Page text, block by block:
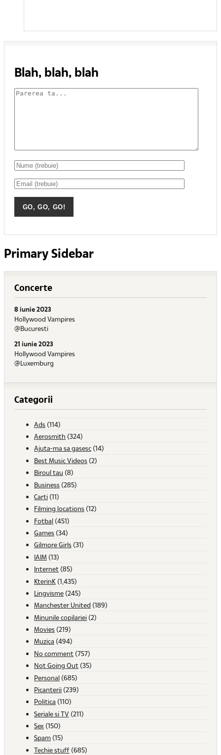
Blah, blah, blah
Primary Sidebar
Concerte
8 iunie 2023
Hollywood Vampires
@Bucuresti
21 iunie 2023
Hollywood Vampires
@Luxemburg
Categorii
Ads (114)
Aerosmith (324)
Ajuta-ma sa gasesc (14)
Best Music Videos (2)
Biroul tau (8)
Business (285)
Carti (11)
Filming locations (12)
Fotbal (451)
Games (34)
Gilmore Girls (31)
IAIM (13)
Internet (85)
KterinK (1,435)
Lingvisme (245)
Manchester United (189)
Minunile copilariei (2)
Movies (219)
Muzica (494)
No comment (757)
Not Going Out (35)
Personal (685)
Picanterii (239)
Politica (110)
Seriale si TV (211)
Sex (150)
Spam (15)
Techie stuff (685)